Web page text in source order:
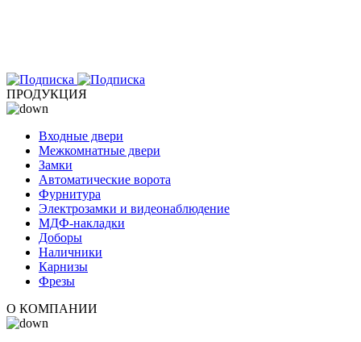
ПРОДУКЦИЯ
Входные двери
Межкомнатные двери
Замки
Автоматические ворота
Фурнитура
Электрозамки и видеонаблюдение
МДФ-накладки
Доборы
Наличники
Карнизы
Фрезы
О КОМПАНИИ